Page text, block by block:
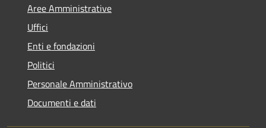
Aree Amministrative
Uffici
Enti e fondazioni
Politici
Personale Amministrativo
Documenti e dati